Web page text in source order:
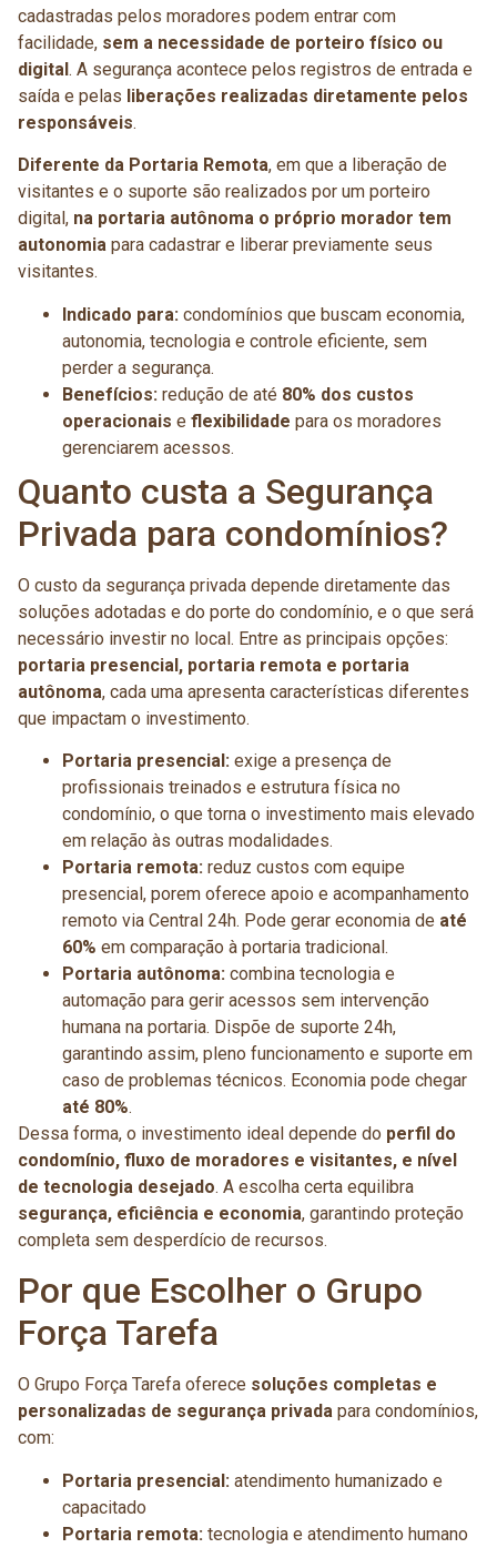
cadastradas pelos moradores podem entrar com
facilidade, sem a necessidade de porteiro físico ou
digital. A segurança acontece pelos registros de entrada e
saída e pelas liberações realizadas diretamente pelos
responsáveis.
Diferente da Portaria Remota, em que a liberação de
visitantes e o suporte são realizados por um porteiro
digital, na portaria autônoma o próprio morador tem
autonomia para cadastrar e liberar previamente seus
visitantes.
Indicado para: condomínios que buscam economia,
autonomia, tecnologia e controle eficiente, sem
perder a segurança.
Benefícios: redução de até 80% dos custos
operacionais e flexibilidade para os moradores
gerenciarem acessos.
Quanto custa a Segurança
Privada para condomínios?
O custo da segurança privada depende diretamente das
soluções adotadas e do porte do condomínio, e o que será
necessário investir no local. Entre as principais opções:
portaria presencial, portaria remota e portaria
autônoma, cada uma apresenta características diferentes
que impactam o investimento.
Portaria presencial: exige a presença de
profissionais treinados e estrutura física no
condomínio, o que torna o investimento mais elevado
em relação às outras modalidades.
Portaria remota: reduz custos com equipe
presencial, porem oferece apoio e acompanhamento
remoto via Central 24h. Pode gerar economia de até
60% em comparação à portaria tradicional.
Portaria autônoma: combina tecnologia e
automação para gerir acessos sem intervenção
humana na portaria. Dispõe de suporte 24h,
garantindo assim, pleno funcionamento e suporte em
caso de problemas técnicos. Economia pode chegar
até 80%.
Dessa forma, o investimento ideal depende do perfil do
condomínio, fluxo de moradores e visitantes, e nível
de tecnologia desejado. A escolha certa equilibra
segurança, eficiência e economia, garantindo proteção
completa sem desperdício de recursos.
Por que Escolher o Grupo
Força Tarefa
O Grupo Força Tarefa oferece soluções completas e
personalizadas de segurança privada para condomínios,
com:
Portaria presencial: atendimento humanizado e
capacitado
Portaria remota: tecnologia e atendimento humano